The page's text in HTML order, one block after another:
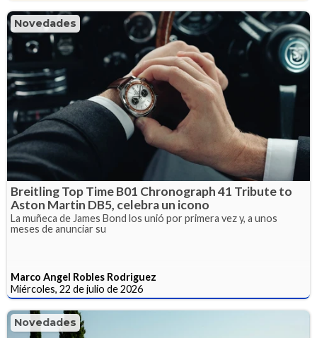
Novedades
Breitling Top Time B01 Chronograph 41 Tribute to
Aston Martin DB5, celebra un icono
La muñeca de James Bond los unió por primera vez y, a unos
meses de anunciar su
Marco Angel Robles Rodriguez
Miércoles, 22 de julio de 2026
Novedades